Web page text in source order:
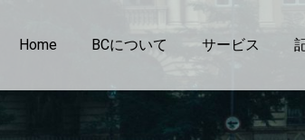
Home BCについて サービス